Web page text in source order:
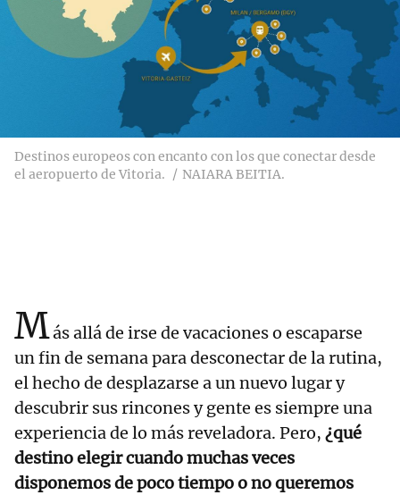
Destinos europeos con encanto con los que conectar desde
el aeropuerto de Vitoria.
NAIARA BEITIA.
Más allá de irse de vacaciones o escaparse
un fin de semana para desconectar de la rutina,
el hecho de desplazarse a un nuevo lugar y
descubrir sus rincones y gente es siempre una
experiencia de lo más reveladora. Pero, ¿qué
destino elegir cuando muchas veces
disponemos de poco tiempo o no queremos